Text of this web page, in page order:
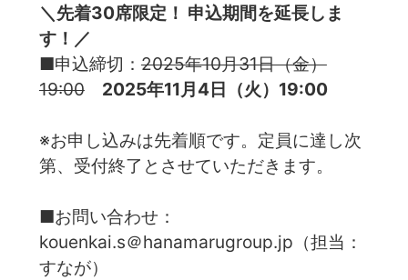
＼先着30席限定！ 申込期間を延長しま
す！／
■申込締切： 2025年10月31日（金）
19:00
2025年11月4日（火）19:00
※お申し込みは先着順です。定員に達し次
第、受付終了とさせていただきます。
■お問い合わせ：
kouenkai.s＠hanamarugroup.jp（担当：
すなが）